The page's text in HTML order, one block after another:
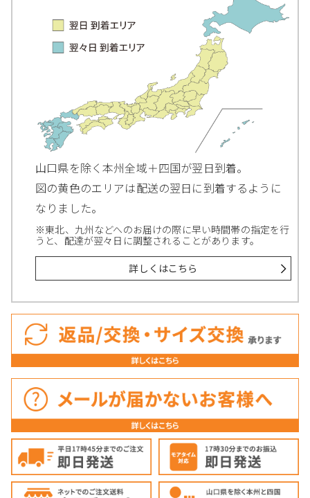
山口県を除く本州全域＋四国が翌日到着。
図の黄色のエリアは配送の翌日に到着するように
なりました。
※東北、九州などへのお届けの際に早い時間帯の指定を行
うと、配達が翌々日に調整されることがあります。
詳しくはこちら